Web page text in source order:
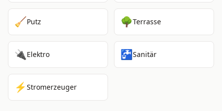
🧹Putz 🌳Terrasse
🔌 Elektro 🚰 Sanitär
⚡ Stromerzeuger